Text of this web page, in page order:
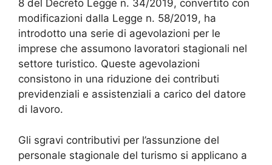
8 del Decreto Legge n. 34/2019, convertito con
modificazioni dalla Legge n. 58/2019, ha
introdotto una serie di agevolazioni per le
imprese che assumono lavoratori stagionali nel
settore turistico. Queste agevolazioni
consistono in una riduzione dei contributi
previdenziali e assistenziali a carico del datore
di lavoro.
Gli sgravi contributivi per l’assunzione del
personale stagionale del turismo si applicano a